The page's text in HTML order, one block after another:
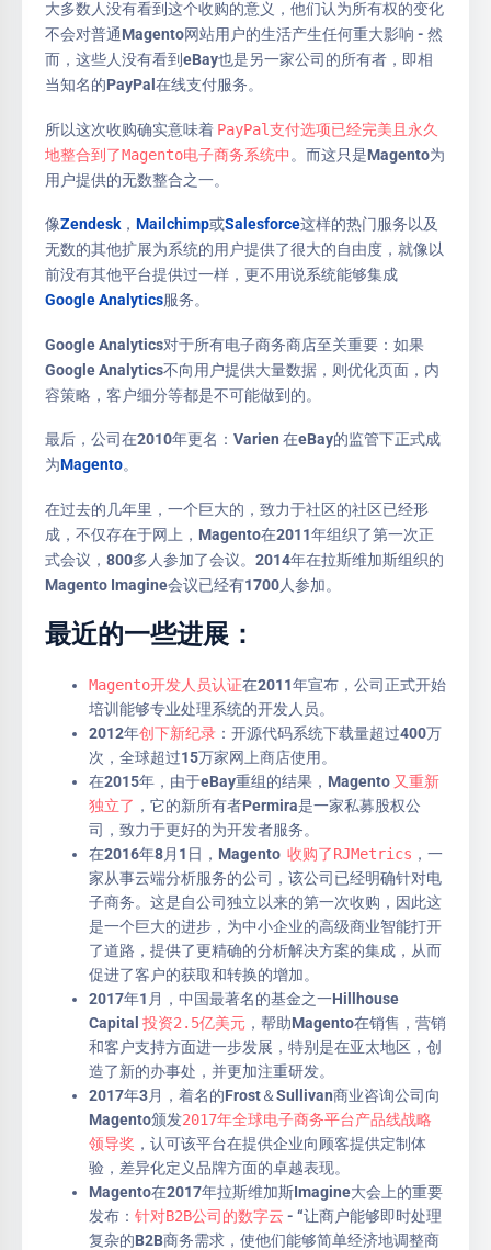
大多数人没有看到这个收购的意义，他们认为所有权的变化
不会对普通Magento网站用户的生活产生任何重大影响 - 然
而，这些人没有看到eBay也是另一家公司的所有者，即相
当知名的PayPal在线支付服务。
所以这次收购确实意味着 PayPal支付选项已经完美且永久
地整合到了Magento电子商务系统中 。而这只是Magento为
用户提供的无数整合之一。
像Zendesk ， Mailchimp或Salesforce这样的热门服务以及
无数的其他扩展为系统的用户提供了很大的自由度，就像以
前没有其他平台提供过一样，更不用说系统能够集成
Google Analytics服务。
Google Analytics对于所有电子商务商店至关重要：如果
Google Analytics不向用户提供大量数据，则优化页面，内
容策略，客户细分等都是不可能做到的。
最后，公司在2010年更名：Varien 在eBay的监管下正式成
为Magento。
在过去的几年里，一个巨大的，致力于社区的社区已经形
成，不仅存在于网上，Magento在2011年组织了第一次正
式会议，800多人参加了会议。2014年在拉斯维加斯组织的
Magento Imagine会议已经有1700人参加。
最近的一些进展：
Magento开发人员认证在2011年宣布，公司正式开始
培训能够专业处理系统的开发人员。
2012年创下新纪录 ：开源代码系统下载量超过400万
次，全球超过15万家网上商店使用。
在2015年，由于eBay重组的结果，Magento 又重新
独立了 ，它的新所有者Permira是一家私募股权公
司，致力于更好的为开发者服务。
在2016年8月1日，Magento 收购了RJMetrics ，一
家从事云端分析服务的公司，该公司已经明确针对电
子商务。这是自公司独立以来的第一次收购，因此这
是一个巨大的进步，为中小企业的高级商业智能打开
了道路，提供了更精确的分析解决方案的集成，从而
促进了客户的获取和转换的增加。
2017年1月，中国最著名的基金之一Hillhouse
Capital 投资2.5亿美元 ，帮助Magento在销售，营销
和客户支持方面进一步发展，特别是在亚太地区，创
造了新的办事处，并更加注重研发。
2017年3月，着名的Frost＆Sullivan商业咨询公司向
Magento颁发2017年全球电子商务平台产品线战略
领导奖 ，认可该平台在提供企业向顾客提供定制体
验，差异化定义品牌方面的卓越表现。
Magento在2017年拉斯维加斯Imagine大会上的重要
发布： 针对B2B公司的数字云 - “让商户能够即时处理
复杂的B2B商务需求，使他们能够简单经济地调整商